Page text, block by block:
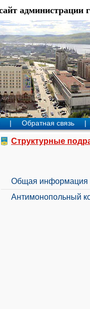
администрации
| Обратная связь |
Структурные
Общая информация
Антимонопольный